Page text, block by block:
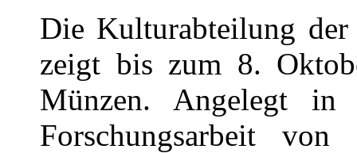
Die Kulturabteilung
zeigt bis zum 8.
Münzen. Angelegt in
Forschungsarbeit